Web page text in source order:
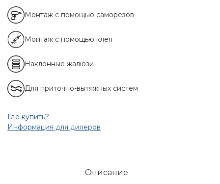
Монтаж с помощью саморезов
Монтаж с помощью клея
Наклонные жалюзи
Для приточно-вытяжных систем
Где купить?
Информация для дилеров
Описание